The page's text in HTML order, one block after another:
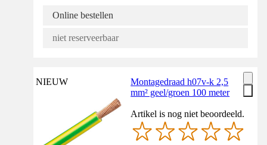
Online bestellen
niet reserveerbaar
NIEUW
Montagedraad h07v-k 2,5
mm² geel/groen 100 meter
Artikel is nog niet beoordeeld.